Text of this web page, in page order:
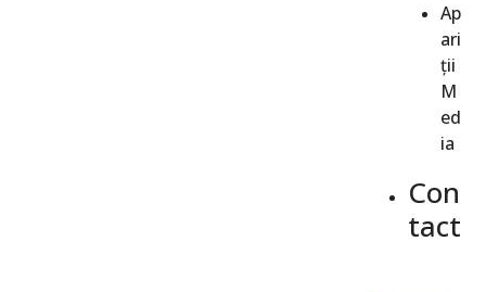
Ap
ari
ții
M
ed
ia
Con
tact